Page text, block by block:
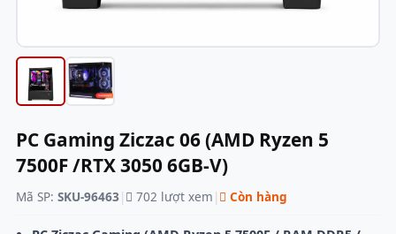
PC Gaming Ziczac 06 (AMD Ryzen 5
7500F /RTX 3050 6GB-V)
Mã SP: SKU-96463| 702 lượt xem | Còn hàng